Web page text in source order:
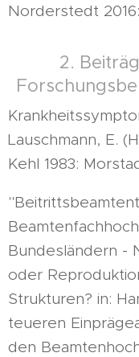
Norderstedt
2.
Lauschmann, E.
Kehl 1983:
Bundesländern -
oder
Strukturen? in:
teueren
den